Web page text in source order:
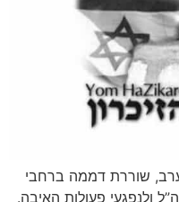
29 באפריל 2025, בערב, שוררת דממה ברחבי
ולנפגעי פעולות האיבה.